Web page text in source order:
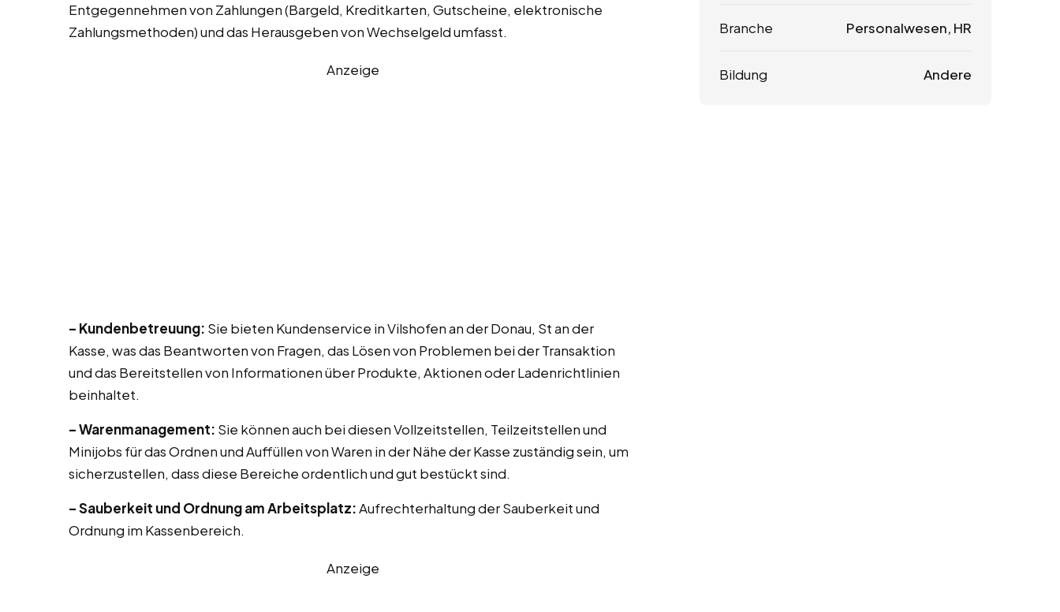
Entgegennehmen von Zahlungen (Bargeld, Kreditkarten, Gutscheine, elektronische
Zahlungsmethoden) und das Herausgeben von Wechselgeld umfasst.
Anzeige
– Kundenbetreuung: Sie bieten Kundenservice in Vilshofen an der Donau, St an der
Kasse, was das Beantworten von Fragen, das Lösen von Problemen bei der Transaktion
und das Bereitstellen von Informationen über Produkte, Aktionen oder Ladenrichtlinien
beinhaltet.
– Warenmanagement: Sie können auch bei diesen Vollzeitstellen, Teilzeitstellen und
Minijobs für das Ordnen und Auffüllen von Waren in der Nähe der Kasse zuständig sein, um
sicherzustellen, dass diese Bereiche ordentlich und gut bestückt sind.
– Sauberkeit und Ordnung am Arbeitsplatz:Aufrechterhaltung der Sauberkeit und
Ordnung im Kassenbereich.
Anzeige
Branche Personalwesen, HR
Bildung Andere